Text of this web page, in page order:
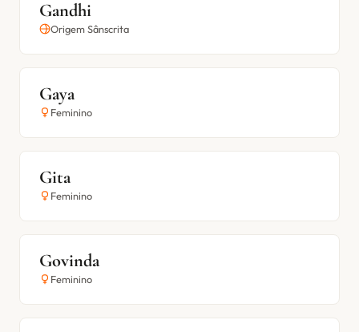
Gandhi
Origem Sânscrita
Gaya
Feminino
Gita
Feminino
Govinda
Feminino